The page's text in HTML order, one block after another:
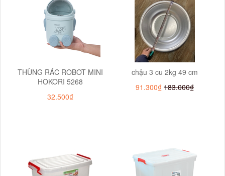
THÙNG RÁC ROBOT MINI
HOKORI 5268
32.500₫
chậu 3 cu 2kg 49 cm
91.300₫ 183.000₫